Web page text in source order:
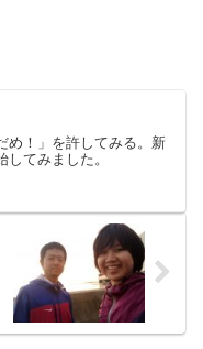
め！」を許してみる。新
してみました。